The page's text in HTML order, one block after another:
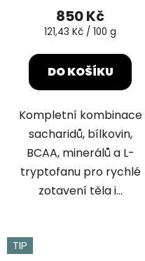
produktu
je
z
850 Kč
Měrná
121,43 Kč / 100 g
DO KOŠÍKU
Kompletní kombinace
sacharidů, bílkovin,
BCAA, minerálů a L-
tryptofanu pro rychlé
zotavení těla i...
TIP